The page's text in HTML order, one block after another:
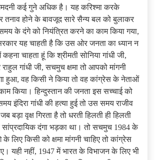
कई गुने अधिक है। यह करिश्मा करके
तनाव होने के बावजूद सारे सैन्य बल को बुलाकर
के दंगे को नियंत्रित करने का काम किया गया,
यह चाहती है कि उस ओर जनता का ध्यान न
चाहता हूं कि श्रीमती सोनिया गांधी जी,
गांधी जी, सचमुच क्षमा तो आपको मांगनी
हुआ, वह किसी ने किया तो वह कांग्रेस के नेताओं
किया। हिन्दुस्तान की जनता इस सच्चाई को
इंदिरा गांधी की हत्या हुई तो उस समय राजीव
बड़ा वृक्ष गिरता है तो धरती हिलती ही हिलती
दंगा भड़का था। तो सचमुच 1984 के
लिए किसी को क्षमा मांगनी चाहिए तो कांग्रेस
यही नहीं, 1947 में भारत के विभाजन के लिए भी